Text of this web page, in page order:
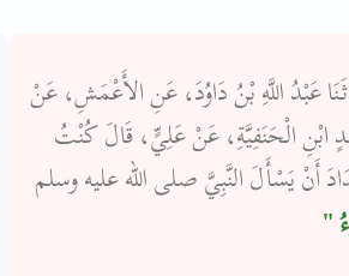
عَبْدُ اللَّهِ بْنُ دَاوُدَ، عَنِ الأَعْمَشِ، عَنْ
ابْنِ الْحَنَفِيَّةِ، عَنْ عَلِيٍّ، قَالَ كُنْتُ
أَنْ يَسْأَلَ النَّبِيَّ صلى الله عليه وسلم
‏"